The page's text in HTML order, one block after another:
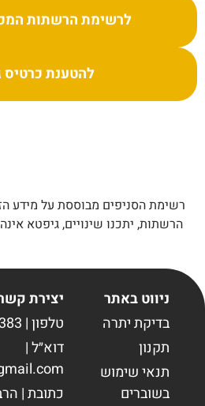
לרשימת הרשתות
להטענת כרטיס
רשימת הסניפים מבוססת על מידע
הרשתות, יתכנו שינויים, גיפטא
ניווט באתר
בדיקת יתרה
תקנון
תנאי שימוש
בשוברים
יצירת
טלפון | 077-5717383
דוא״ל |
כתובת | הרב